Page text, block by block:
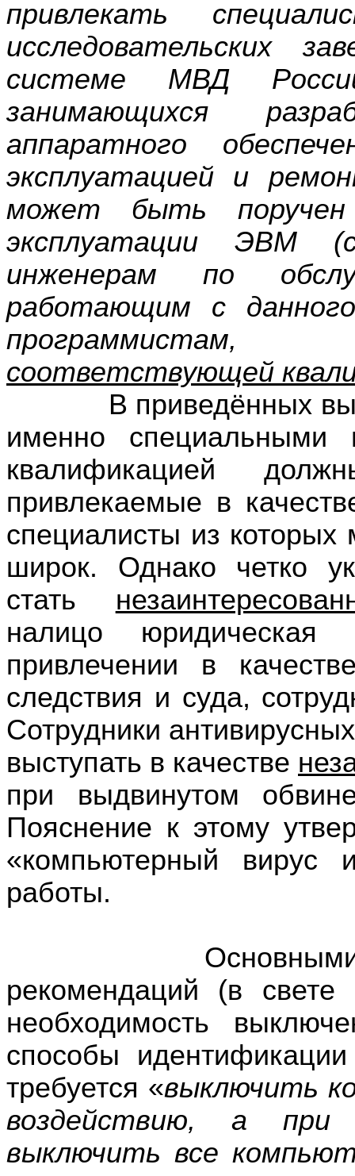
привлекать
исследовательских
системе МВД
занимающихся
аппаратного
эксплуатацией и
может быть
эксплуатации ЭВМ
инженерам по
работающим с
соответствующей
В приведённых выше
именно специальными
квалификацией
привлекаемые в
специалисты из которых
широк. Однако четко
стать
налицо
привлечении в
следствия и суда,
Сотрудники
выступать в качестве
при выдвинутом
Пояснение к этому
«компьютерный вирус
работы.
Основными
рекомендаций (в
необходимость
способы
требуется «выключить
воздействию, а при
выключить все